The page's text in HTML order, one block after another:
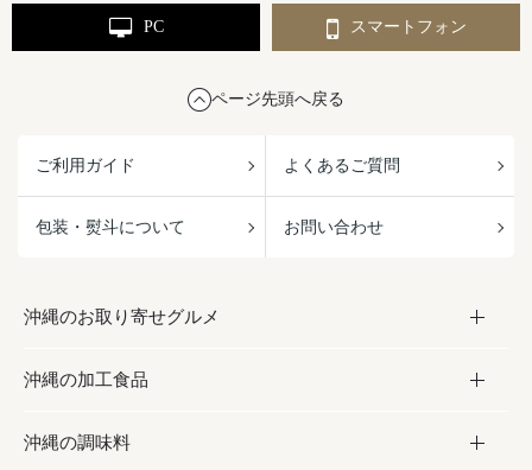
PC スマートフォン
ページ先頭へ戻る
ご利用ガイド よくあるご質問
包装・熨斗について お問い合わせ
沖縄のお取り寄せグルメ
お取り寄せグルメ
フルーツ・野菜
沖縄の加工食品
加工食品
沖縄の調味料